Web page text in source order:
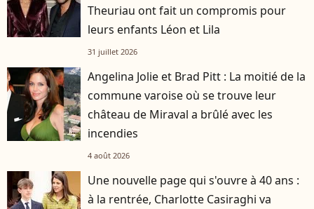
Theuriau ont fait un compromis pour
leurs enfants Léon et Lila
31 juillet 2026
Angelina Jolie et Brad Pitt : La moitié de la
commune varoise où se trouve leur
château de Miraval a brûlé avec les
incendies
4 août 2026
Une nouvelle page qui s'ouvre à 40 ans :
à la rentrée, Charlotte Casiraghi va